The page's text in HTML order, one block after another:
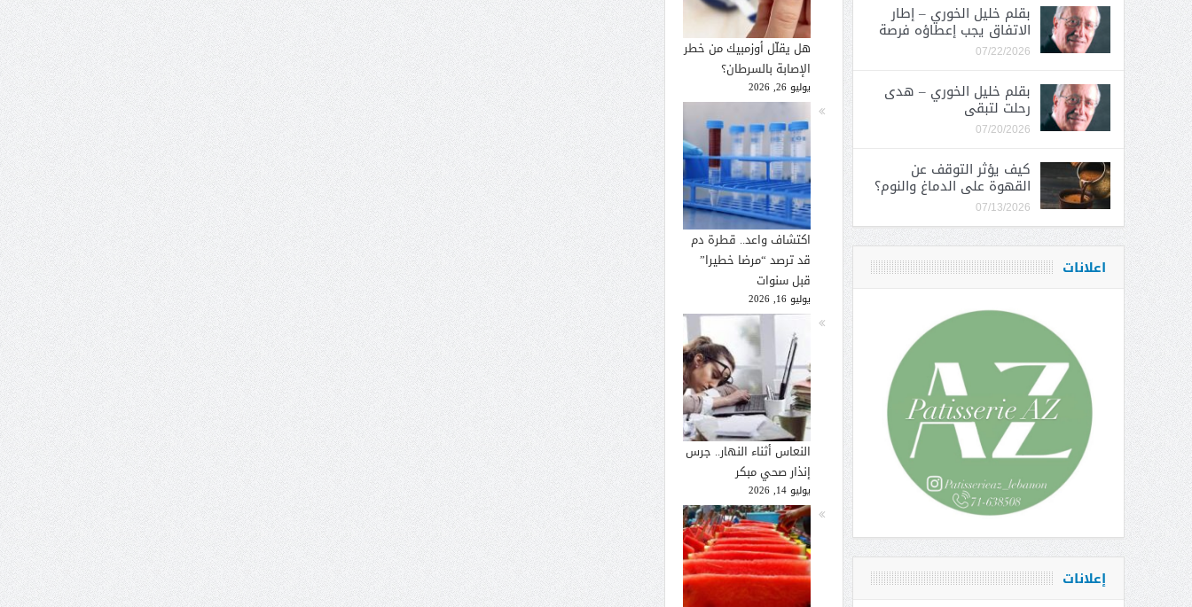
هل يقلّل أوزمبيك من خطر
الإصابة بالسرطان؟
يوليو 26, 2026
اكتشاف واعد.. قطرة دم
قد ترصد “مرضا خطيرا”
قبل سنوات
يوليو 16, 2026
النعاس أثناء النهار.. جرس
إنذار صحي مبكر
يوليو 14, 2026
بقلم خليل الخوري – إطار
الاتفاق يجب إعطاؤه فرصة
07/22/2026
بقلم خليل الخوري – هدى
رحلت لتبقى
07/20/2026
كيف يؤثر التوقف عن
القهوة على الدماغ والنوم؟
07/13/2026
اعلانات
إعلانات